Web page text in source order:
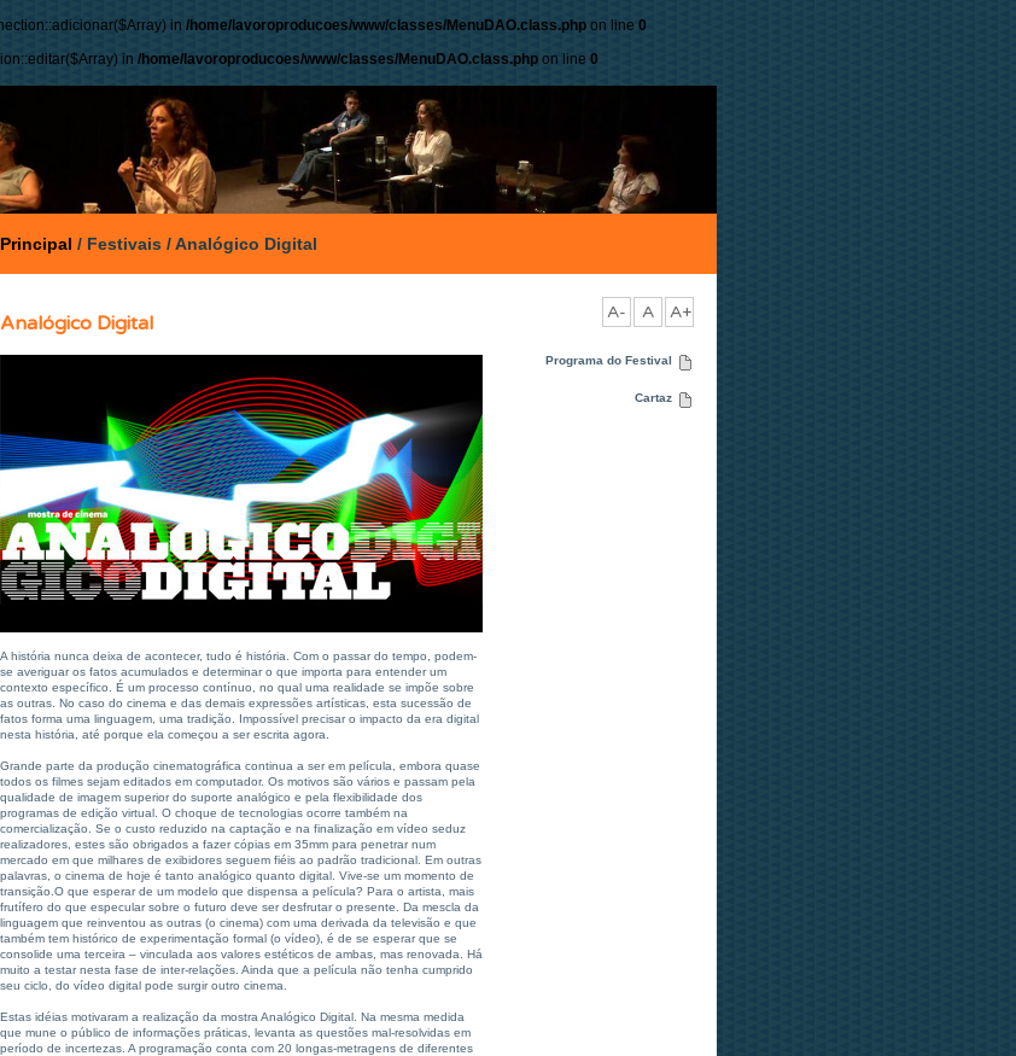
in /home/lavoroproducoes/www/classes/MenuDAO.class.php on line 0
in /home/lavoroproducoes/www/classes/MenuDAO.class.php on line 0
Principal / Festivais /Analógico Digital
A- A A+
Analógico Digital
A história nunca deixa de acontecer, tudo é história. Com o passar do tempo, podem-
se averiguar os fatos acumulados e determinar o que importa para entender um
contexto específico. É um processo contínuo, no qual uma realidade se impõe sobre
as outras. No caso do cinema e das demais expressões artísticas, esta sucessão de
fatos forma uma linguagem, uma tradição. Impossível precisar o impacto da era digital
nesta história, até porque ela começou a ser escrita agora.
Grande parte da produção cinematográfica continua a ser em película, embora quase
todos os filmes sejam editados em computador. Os motivos são vários e passam pela
qualidade de imagem superior do suporte analógico e pela flexibilidade dos
programas de edição virtual. O choque de tecnologias ocorre também na
comercialização. Se o custo reduzido na captação e na finalização em vídeo seduz
realizadores, estes são obrigados a fazer cópias em 35mm para penetrar num
mercado em que milhares de exibidores seguem fiéis ao padrão tradicional. Em outras
palavras, o cinema de hoje é tanto analógico quanto digital. Vive-se um momento de
transição.O que esperar de um modelo que dispensa a película? Para o artista, mais
frutífero do que especular sobre o futuro deve ser desfrutar o presente. Da mescla da
linguagem que reinventou as outras (o cinema) com uma derivada da televisão e que
também tem histórico de experimentação formal (o vídeo), é de se esperar que se
consolide uma terceira – vinculada aos valores estéticos de ambas, mas renovada. Há
muito a testar nesta fase de inter-relações. Ainda que a película não tenha cumprido
seu ciclo, do vídeo digital pode surgir outro cinema.
Estas idéias motivaram a realização da mostra Analógico Digital. Na mesma medida
que mune o público de informações práticas, levanta as questões mal-resolvidas em
período de incertezas. A programação conta com 20 longas-metragens de diferentes
Programa do Festival
Cartaz